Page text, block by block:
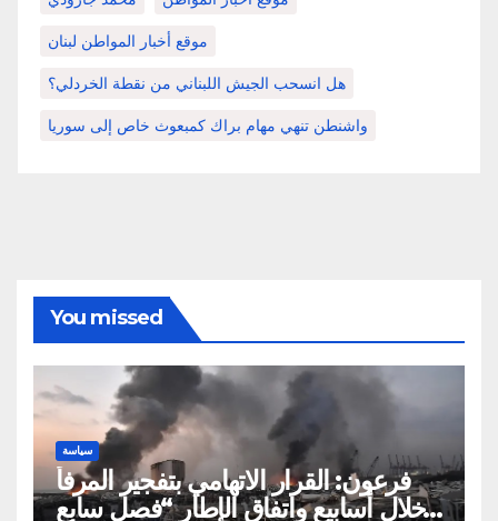
موقع أخبار المواطن لبنان
هل انسحب الجيش اللبناني من نقطة الخردلي؟
واشنطن تنهي مهام براك كمبعوث خاص إلى سوريا
You missed
سياسة
فرعون: القرار الاتهامي بتفجير المرفأ
خلال أسابيع واتفاق الإطار “فصل سابع